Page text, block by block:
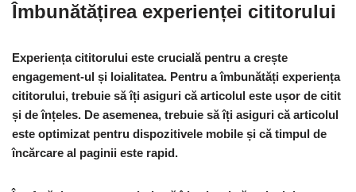
Îmbunătățirea experienței cititorului
Experiența cititorului este crucială pentru a crește
engagement-ul și loialitatea. Pentru a îmbunătăți experiența
cititorului, trebuie să îți asiguri că articolul este ușor de citit
și de înțeles. De asemenea, trebuie să îți asiguri că articolul
este optimizat pentru dispozitivele mobile și că timpul de
încărcare al paginii este rapid.